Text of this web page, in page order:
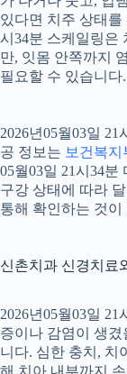
있다면 치주 상태를
시34분 스케일링은
만, 잇몸 안쪽까지
필요할 수 있습니다
2026년05월03일
공 정보는 보건복지
05월03일 21시34
구강 상태에 따라
통해 확인하는 것이
신촌치과 신경치료
2026년05월03일
증이나 감염이 생
니다. 심한 충치, 치
해 치아 내부까지